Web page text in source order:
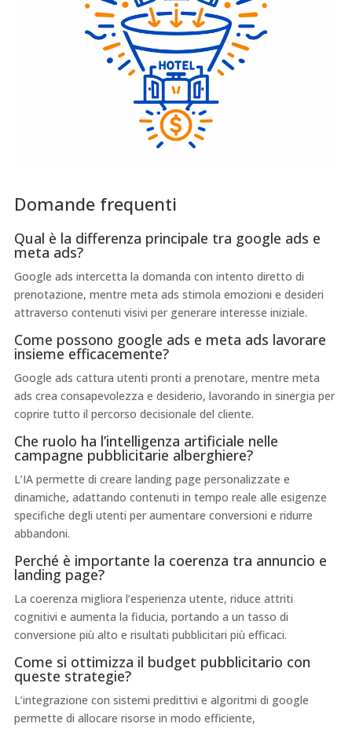
Domande frequenti
Qual è la differenza principale tra google ads e
meta ads?
Google ads intercetta la domanda con intento diretto di
prenotazione, mentre meta ads stimola emozioni e desideri
attraverso contenuti visivi per generare interesse iniziale.
Come possono google ads e meta ads lavorare
insieme efficacemente?
Google ads cattura utenti pronti a prenotare, mentre meta
ads crea consapevolezza e desiderio, lavorando in sinergia per
coprire tutto il percorso decisionale del cliente.
Che ruolo ha l’intelligenza artificiale nelle
campagne pubblicitarie alberghiere?
L’IA permette di creare landing page personalizzate e
dinamiche, adattando contenuti in tempo reale alle esigenze
specifiche degli utenti per aumentare conversioni e ridurre
abbandoni.
Perché è importante la coerenza tra annuncio e
landing page?
La coerenza migliora l’esperienza utente, riduce attriti
cognitivi e aumenta la fiducia, portando a un tasso di
conversione più alto e risultati pubblicitari più efficaci.
Come si ottimizza il budget pubblicitario con
queste strategie?
L’integrazione con sistemi predittivi e algoritmi di google
permette di allocare risorse in modo efficiente,